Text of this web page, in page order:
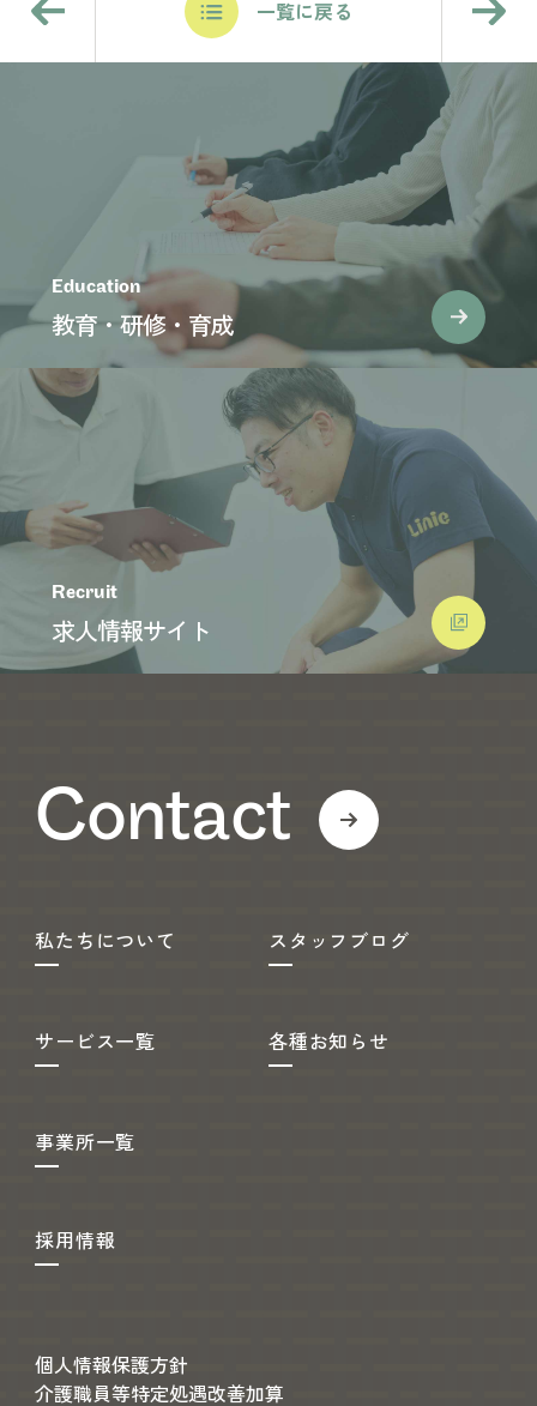
一覧に戻る
Education
教育・研修・育成
Recruit
求人情報サイト
Contact
私たちについて
サービス一覧
事業所一覧
スタッフブログ
各種お知らせ
採用情報
個人情報保護方針
介護職員等特定処遇改善加算